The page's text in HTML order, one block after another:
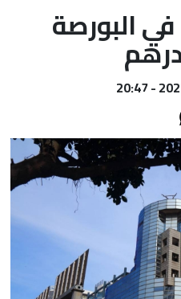
أعمدة البورصة